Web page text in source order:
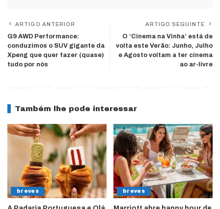
ARTIGO ANTERIOR
G9 AWD Performance:
conduzimos o SUV gigante da
Xpeng que quer fazer (quase)
tudo por nós
ARTIGO SEGUINTE
O ‘Cinema na Vinha’ está de
volta este Verão: Junho, Julho
e Agosto voltam a ter cinema
ao ar-livre
Também lhe pode interessar
breves breves